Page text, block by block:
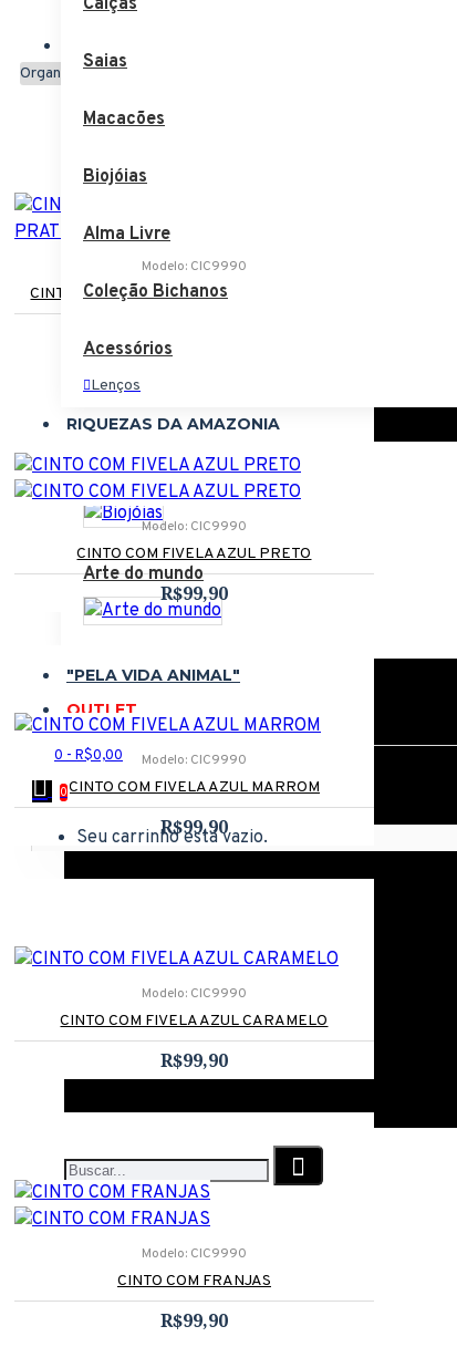
Calças
Saias
Macacões
Biojóias
Alma Livre
Coleção Bichanos
Acessórios
Lenços
Bolsas
Cintos
Retalhos e Arte
Fibras Prêmio
Passo-Vegano
Rendas do Brasil
Tricot
RIQUEZAS DA AMAZONIA
Biojóias
Arte do mundo
"PELA VIDA ANIMAL"
OUTLET
0 - R$0,00
0
Seu carrinho está vazio.
Organizar por:
Modelo: CIC9990
CINTO DE MOLA FIVELA BOLINHA PRATEADA
Modelo: CIC9990
CINTO COM FIVELA AZUL PRETO
R$99,90
Modelo: CIC9990
CINTO COM FIVELA AZUL MARROM
R$99,90
Modelo: CIC9990
CINTO COM FIVELA AZUL CARAMELO
R$99,90
Modelo: CIC9990
CINTO COM FRANJAS
R$99,90